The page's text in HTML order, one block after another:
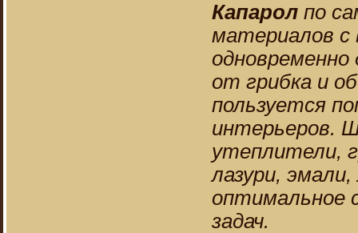
Капарол по
материалов с
от грибка и
пользуется
интерьеров.
утеплители,
лазури,
оптимальное
задач.